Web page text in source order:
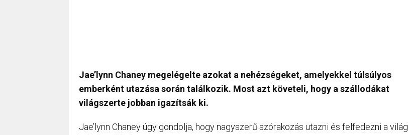
Jae’lynn Chaney megelégelte azokat a nehézségeket, amelyekkel túlsúlyos
emberként utazása során találkozik. Most azt követeli, hogy a szállodákat
világszerte jobban igazítsák ki.
Jae’lynn Chaney úgy gondolja, hogy nagyszerű szórakozás utazni és felfedezni a világ